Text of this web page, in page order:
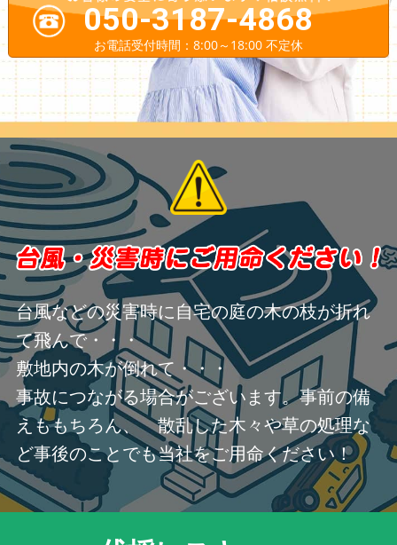
050-3187-4868
お電話受付時間：8:00～18:00 不定休
台風などの災害時に自宅の庭の木の枝が折れ
て飛んで・・・
敷地内の木が倒れて・・・
事故につながる場合がございます。事前の備
えももちろん、 散乱した木々や草の処理な
ど事後のことでも当社をご用命ください！